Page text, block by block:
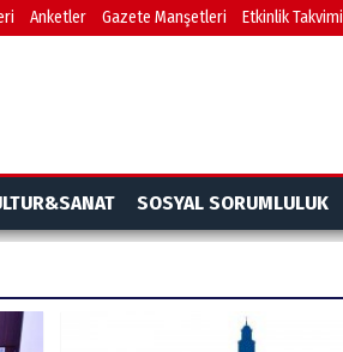
Anketler Gazete Manşetleri Etkinlik Takvimi
SOSYAL SORUMLULUK